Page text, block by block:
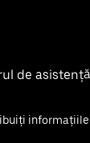
de asistență